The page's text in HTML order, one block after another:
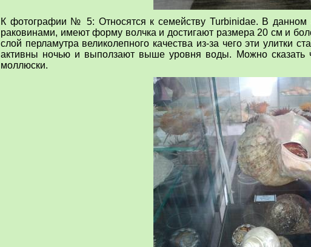
К фотографии № 5: Относятся к семейству Turbinidae. В данном
раковинами, имеют форму волчка и достигают размера 20 см и
слой перламутра великолепного качества из-за чего эти улитки
активны ночью и выползают выше уровня воды. Можно сказать
моллюски.